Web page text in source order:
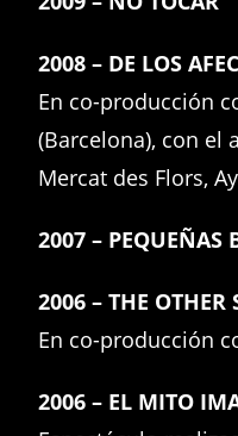
2008 – DE LOS
En co-producción
(Barcelona), con el
Mercat des Flors,
2007 – PEQUEÑAS
2006 – THE OTHER
En co-producción
2006 – EL MITO